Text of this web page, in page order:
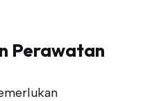
Perawatan